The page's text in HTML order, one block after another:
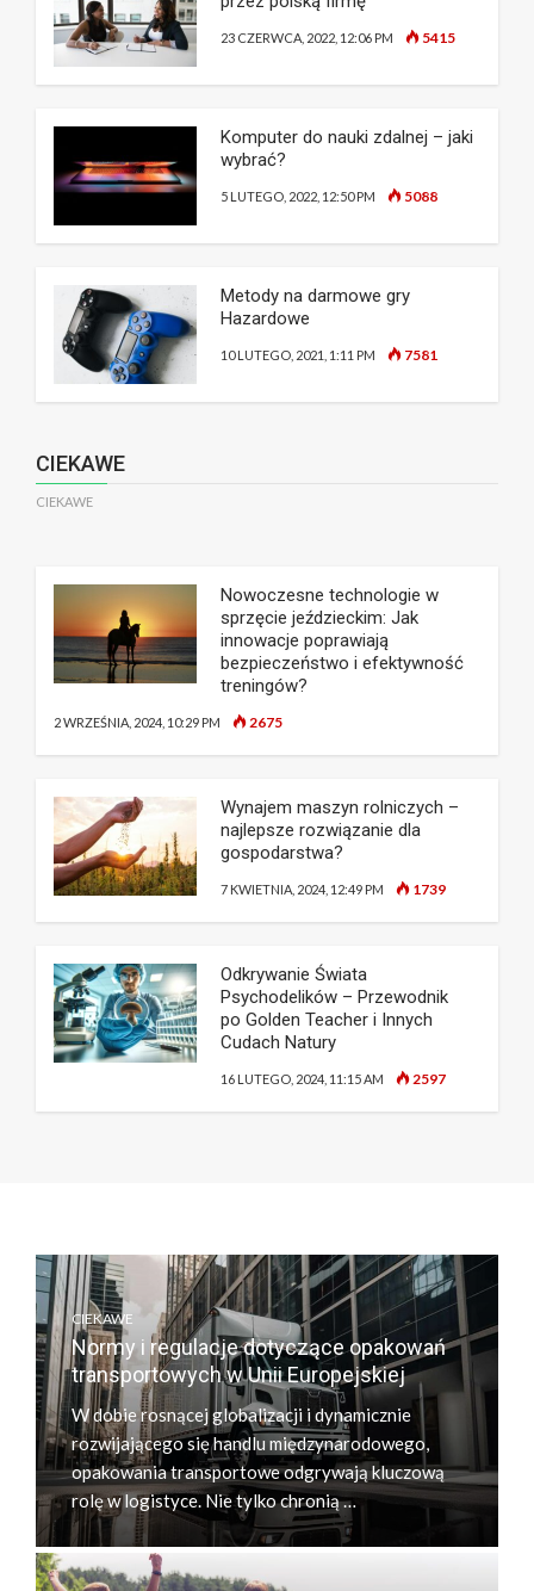
23 CZERWCA, 2022, 12:06 PM 5415
Komputer do nauki zdalnej – jaki
wybrać?
5 LUTEGO, 2022, 12:50 PM 5088
Metody na darmowe gry
Hazardowe
10 LUTEGO, 2021, 1:11 PM 7581
CIEKAWE
CIEKAWE
Nowoczesne technologie w
sprzęcie jeździeckim: Jak
innowacje poprawiają
bezpieczeństwo i efektywność
treningów?
2 WRZEŚNIA, 2024, 10:29 PM 2675
Wynajem maszyn rolniczych –
najlepsze rozwiązanie dla
gospodarstwa?
7 KWIETNIA, 2024, 12:49 PM 1739
Odkrywanie Świata
Psychodelików – Przewodnik
po Golden Teacher i Innych
Cudach Natury
16 LUTEGO, 2024, 11:15 AM 2597
CIEKAWE
Normy i regulacje dotyczące opakowań
transportowych w Unii Europejskiej
W dobie rosnącej globalizacji i dynamicznie
rozwijającego się handlu międzynarodowego,
opakowania transportowe odgrywają kluczową
rolę w logistyce. Nie tylko chronią …